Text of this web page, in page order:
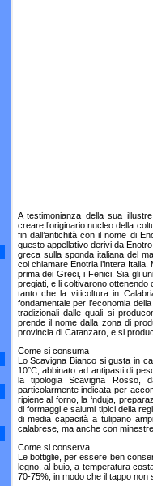
A testimonianza della sua
creare l’originario nucleo della
fin dall’antichità con il nome di
questo appellativo derivi da
greca sulla sponda italiana del
col chiamare Enotria l’intera
prima dei Greci, i Fenici. Sia gli
pregiati, e li coltivarono ottenendo
tanto che la viticoltura in
fondamentale per l’economia
tradizionali dalle quali si
prende il nome dalla zona di
provincia di Catanzaro, e si
Come si consuma
Lo Scavigna Bianco si gusta in
10°C, abbinato ad antipasti di
la tipologia Scavigna Rosso,
particolarmente indicata per
ripiene al forno, la ‘nduja,
di formaggi e salumi tipici della
di media capacità a tulipano
calabrese, ma anche con
Come si conserva
Le bottiglie, per essere ben
legno, al buio, a temperatura
70-75%, in modo che il tappo non